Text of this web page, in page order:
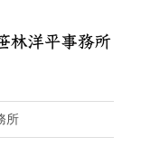
所